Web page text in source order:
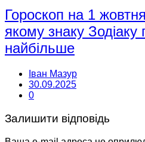
Гороскоп на 1
якому знаку Зодіаку
найбільше
Іван Мазур
30.09.2025
0
Залишити відповідь